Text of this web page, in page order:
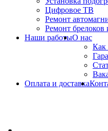
Цифровое ТВ
Ремонт
Ремонт брелоков
Наши работыО нас
Как
Оплата и доставка